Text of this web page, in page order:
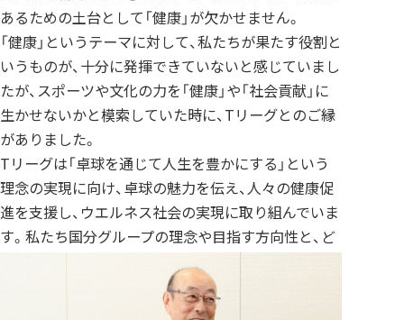
あるための土台として「健康」が欠かせません。
「健康」というテーマに対して、私たちが果たす役割と
いうものが、十分に発揮できていないと感じていまし
たが、スポーツや文化の力を「健康」や「社会貢献」に
生かせないかと模索していた時に、Tリーグとのご縁
がありました。
Tリーグは「卓球を通じて人生を豊かにする」という
理念の実現に向け、卓球の魅力を伝え、人々の健康促
進を支援し、ウエルネス社会の実現に取り組んでいま
す。私たち国分グループの理念や目指す方向性と、ど